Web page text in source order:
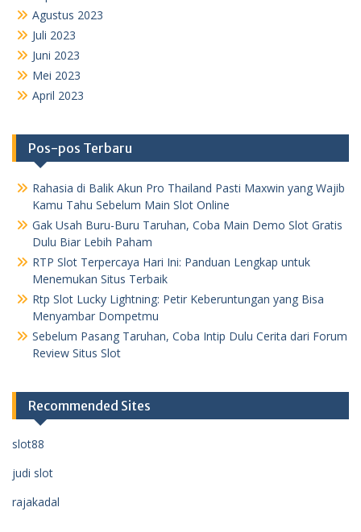
Agustus 2023
Juli 2023
Juni 2023
Mei 2023
April 2023
Pos-pos Terbaru
Rahasia di Balik Akun Pro Thailand Pasti Maxwin yang Wajib
Kamu Tahu Sebelum Main Slot Online
Gak Usah Buru-Buru Taruhan, Coba Main Demo Slot Gratis
Dulu Biar Lebih Paham
RTP Slot Terpercaya Hari Ini: Panduan Lengkap untuk
Menemukan Situs Terbaik
Rtp Slot Lucky Lightning: Petir Keberuntungan yang Bisa
Menyambar Dompetmu
Sebelum Pasang Taruhan, Coba Intip Dulu Cerita dari Forum
Review Situs Slot
Recommended Sites
slot88
judi slot
rajakadal